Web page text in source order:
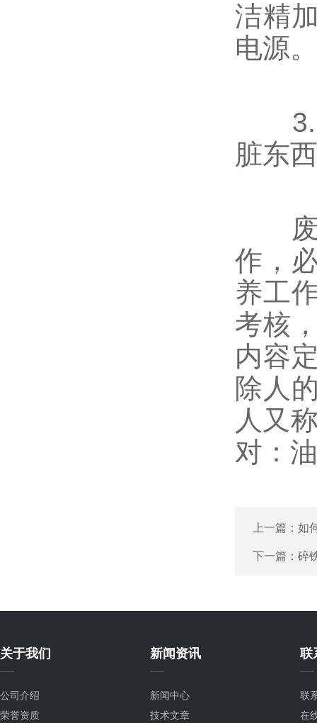
洁精
电源。
3.用
脏东
作，
养工
考核
内容
除人
人又
对：
上一篇： 如
下一篇： 碎
关于我们
公司介绍
荣誉资质
新闻资讯
新闻中心
技术文章
联
联
在